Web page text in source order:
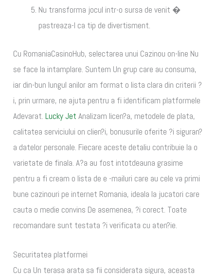
Nu transforma jocul intr-o sursa de venit �
pastreaza-l ca tip de divertisment.
Cu RomaniaCasinoHub, selectarea unui Cazinou on-line Nu
se face la intamplare. Suntem Un grup care au consuma,
iar din-bun lungul anilor am format o lista clara din criterii ?
i, prin urmare, ne ajuta pentru a fi identificam platformele
Adevarat. Lucky Jet Analizam licen?a, metodele de plata,
calitatea serviciului on clien?i, bonusurile oferite ?i siguran?
a datelor personale. Fiecare aceste detaliu contribuie la o
varietate de finala. A?a au fost intotdeauna grasime
pentru a fi cream o lista de e -mailuri care au cele va primi
bune cazinouri pe internet Romania, ideala la jucatori care
cauta o medie convins De asemenea, ?i corect. Toate
recomandare sunt testata ?i verificata cu aten?ie.
Securitatea platformei
Cu ca Un terasa arata sa fii considerata sigura, aceasta